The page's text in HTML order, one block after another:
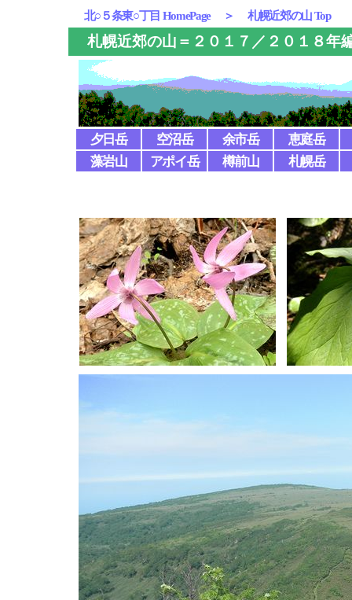
北○５条東○丁目 HomePage ＞ 札幌近郊の山 Top
札幌近郊の山＝２０１７／２０１８年
夕日岳 空沼岳 余市岳
恵庭岳
藻岩山
アポイ岳 樽前山 札幌岳